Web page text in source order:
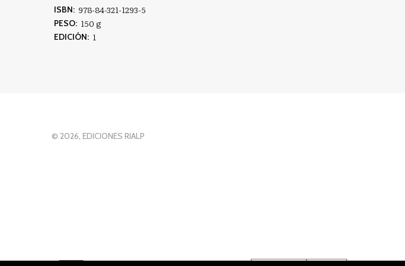
ISBN: 978-84-321-1293-5
PESO: 150 g
EDICIÓN: 1
© 2026, EDICIONES RIALP